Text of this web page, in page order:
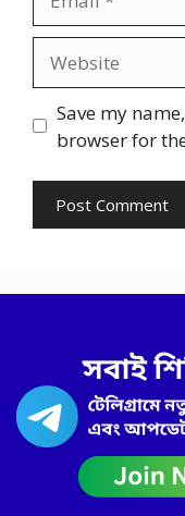
Save my
browser for